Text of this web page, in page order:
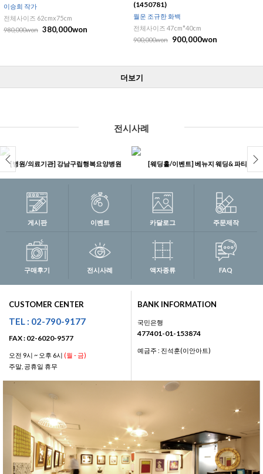
이승희 작가
전체사이즈 62cmx75cm
980,000won 380,000won
(1450781)
월운 조규한 화백
전체사이즈 47cm*40cm
900,000won
900,000won
더보기
전시사례
[병원/의료기관] 강남구립행복요양병원 [웨딩홀/이벤트] 베뉴지 웨딩& 파티
게시판 이벤트 카달로그 주문제작
구매후기 전시사례 액자종류 FAQ
CUSTOMER CENTER
TEL : 02-790-9177
FAX : 02-6020-9577
오전 9시 ~ 오후 6시 (월 - 금)
주말, 공휴일 휴무
BANK INFORMATION
국민은행
477401-01-153874
예금주 : 진석훈(이안아트)